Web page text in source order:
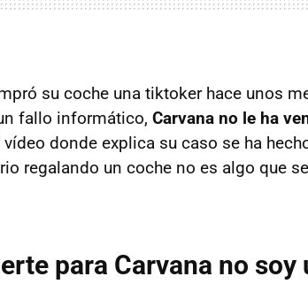
su coche una tiktoker hace unos
fallo informático, Carvana no le ha
vídeo donde explica su caso se ha
regalando un coche no es algo que
para Carvana no soy